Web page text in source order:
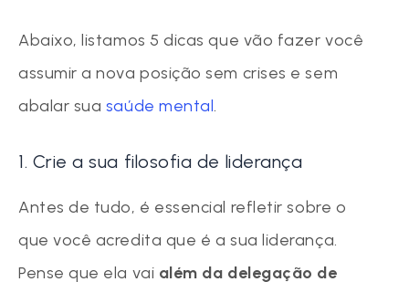
Abaixo, listamos 5 dicas que vão fazer você
assumir a nova posição sem crises e sem
abalar sua saúde mental.
1. Crie a sua filosofia de liderança
Antes de tudo, é essencial refletir sobre o
que você acredita que é a sua liderança.
Pense que ela vai além da delegação de